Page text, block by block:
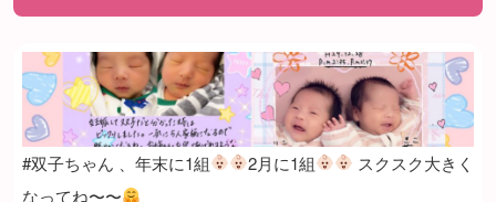
#双子ちゃん 、年末に1組 2月に1組
スクスク大きく
なってね〜〜